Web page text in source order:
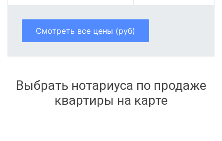
Смотреть все цены (руб)
Выбрать нотариуса по продаже
квартиры на карте